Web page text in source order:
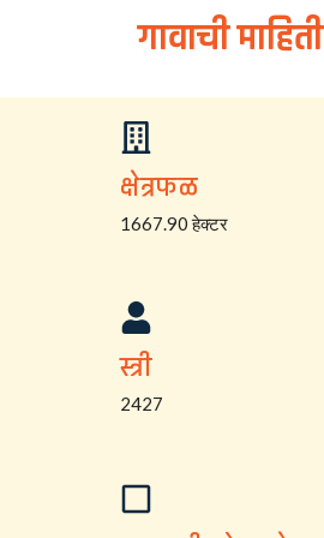
गावाची माहिती
क्षेत्रफळ
1667.90 हेक्टर
स्त्री
2427